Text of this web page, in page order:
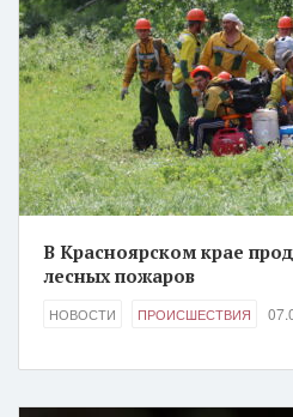
В Красноярском крае
лесных пожаров
НОВОСТИ ПРОИСШЕСТВИЯ